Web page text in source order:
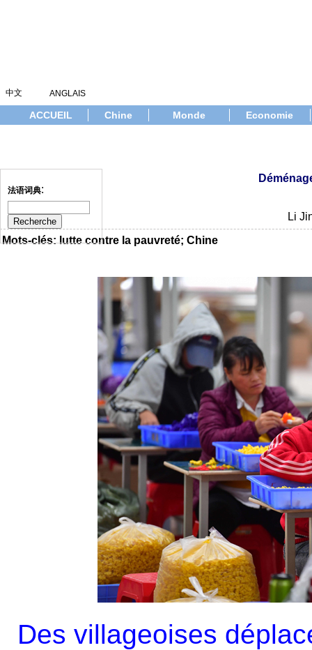
法语词典:
中文 ANGLAIS
ACCUEIL Chine Monde Economie
Li
Mots-clés: lutte contre la pauvreté; Chine
Des villageoises